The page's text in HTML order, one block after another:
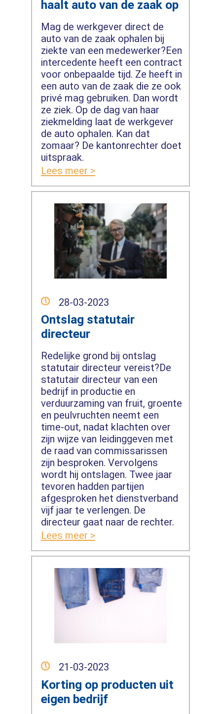
haalt auto van de zaak op
Mag de werkgever direct de
auto van de zaak ophalen bij
ziekte van een medewerker?Een
intercedente heeft een contract
voor onbepaalde tijd. Ze heeft in
een auto van de zaak die ze ook
privé mag gebruiken. Dan wordt
ze ziek. Op de dag van haar
ziekmelding laat de werkgever
de auto ophalen. Kan dat
zomaar? De kantonrechter doet
uitspraak.
Lees meer >
28-03-2023
Ontslag statutair
directeur
Redelijke grond bij ontslag
statutair directeur vereist?De
statutair directeur van een
bedrijf in productie en
verduurzaming van fruit, groente
en peulvruchten neemt een
time-out, nadat klachten over
zijn wijze van leidinggeven met
de raad van commissarissen
zijn besproken. Vervolgens
wordt hij ontslagen. Twee jaar
tevoren hadden partijen
afgesproken het dienstverband
vijf jaar te verlengen. De
directeur gaat naar de rechter.
Lees meer >
21-03-2023
Korting op producten uit
eigen bedrijf